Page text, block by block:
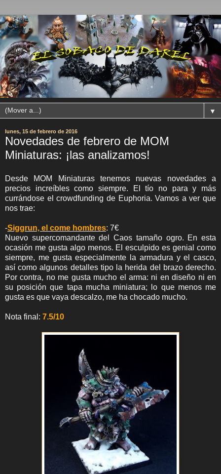
▼
lunes, 15 de febrero de 2016
Novedades de febrero de MOM
Miniaturas: ¡las analizamos!
Desde MOM Miniaturas tenemos nuevas novedades a
precios increíbles como siempre. El tío no para y más
currándose el crowdfunding de Euphoria. Vamos a ver que
nos trae:
-Siggrun, el come hombres: 7€
Nuevo supercomandante del Caos tamaño ogro. En esta
ocasión me gusta algo menos. El esculpido es genial como
siempre, me gusta especialmente la armadura y el casco,
así como algunos detalles tipo la herida del brazo derecho.
Por contra, no me gusta mucho el arma: ni en diseño ni en
su posición que tapa mucha miniatura; lo que menos me
gusta es que vaya descalzo, me ha chocado mucho.
Nota final: 7.5/10